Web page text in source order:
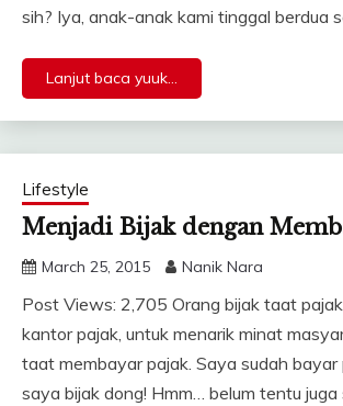
sih? Iya, anak-anak kami tinggal berdua
Lanjut baca yuuk...
Lifestyle
Menjadi Bijak dengan
March 25, 2015 Nanik Nara
Post Views: 2,705 Orang bijak taat
kantor pajak, untuk menarik minat
taat membayar pajak. Saya sudah bayar
saya bijak dong! Hmm… belum tentu juga